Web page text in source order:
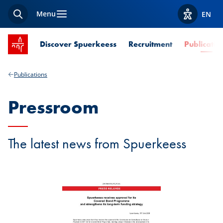
SearchMenu ViewEN
SPUERKEESS home
Discover Spuerkeess Recruitment
Publications
Pressroom
The latest news from Spuerkeess